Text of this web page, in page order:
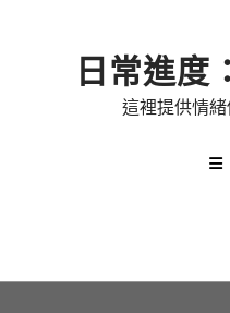
日常進度
這裡提供情